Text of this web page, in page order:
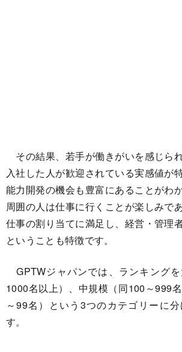
その結果、若手が働きがいを感じら
入社した人が歓迎されている実感値が
能力開発の機会も豊富にあることがわ
周囲の人は仕事に行くことが楽しみで
仕事の割り当てに満足し、経営・管理
ということも特徴です。
GPTWジャパンでは、ランキング
1000名以上）、中規模（同100～999
～99名）という3つのカテゴリーに
す。